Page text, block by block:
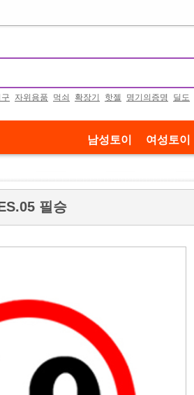
자위용품 먹쇠 확장기 핫젤 명기의증명 딜도
남성토이 여성토이
필승